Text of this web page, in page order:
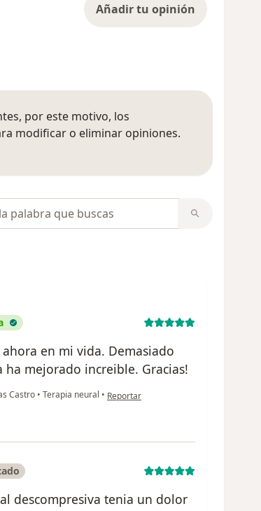
Añadir tu opinión
por este motivo, los
modificar o eliminar opiniones.
en mi vida. Demasiado
mejorado increible. Gracias!
Castro • Terapia neural • en opinión del usuario Ana Maria Olivella
Reportar
descompresiva tenia un dolor